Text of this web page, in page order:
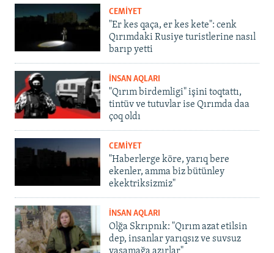
CEMİYET
"Er kes qaça, er kes kete": cenk
Qırımdaki Rusiye turistlerine nasıl
barıp yetti
İNSAN AQLARI
"Qırım birdemligi" işini toqtattı,
tintüv ve tutuvlar ise Qırımda daa
çoq oldı
CEMİYET
"Haberlerge köre, yarıq bere
ekenler, amma biz bütünley
ekektriksizmiz"
İNSAN AQLARI
Olğa Skrıpnık: "Qırım azat etilsin
dep, insanlar yarıqsız ve suvsuz
yaşamağa azırlar"